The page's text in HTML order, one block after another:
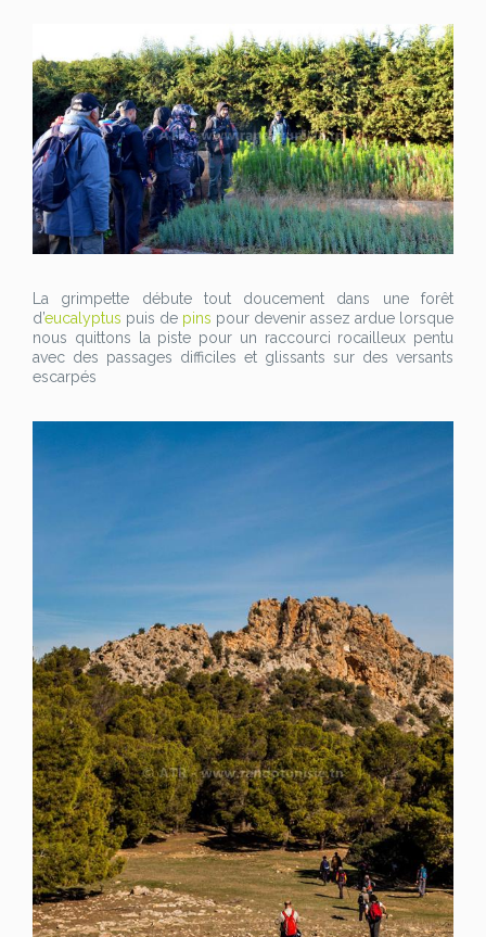
La grimpette débute tout doucement dans une forêt
d’eucalyptus puis de pins pour devenir assez ardue lorsque
nous quittons la piste pour un raccourci rocailleux pentu
avec des passages difficiles et glissants sur des versants
escarpés